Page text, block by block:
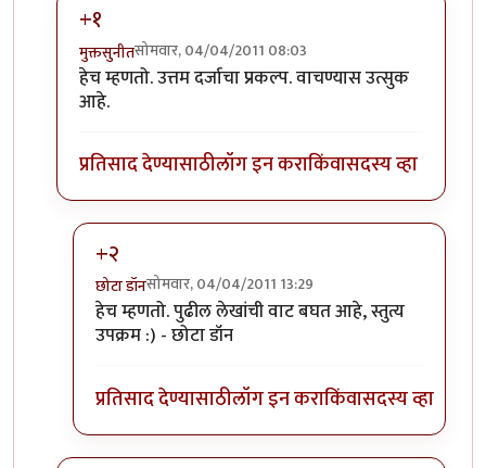
+१
मुक्तसुनीतसोमवार, 04/04/2011 08:03
In reply toअभिनंदन.. लवकर येऊ द्याbyयोगप्रभू
हेच म्हणतो. उत्तम दर्जाचा प्रकल्प. वाचण्यास उत्सुक
आहे.
प्रतिसाद देण्यासाठीलॉग इन कराकिंवासदस्य व्हा
+२
छोटा डॉनसोमवार, 04/04/2011 13:29
In reply to+१byमुक्तसुनीत
हेच म्हणतो. पुढील लेखांची वाट बघत आहे, स्तुत्य
उपक्रम :) - छोटा डॉन
प्रतिसाद देण्यासाठीलॉग इन कराकिंवासदस्य व्हा